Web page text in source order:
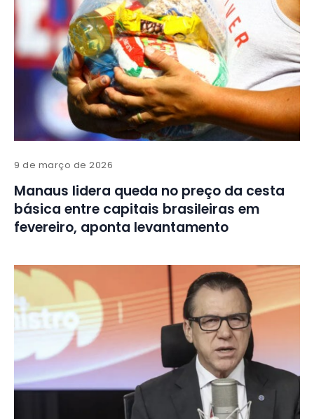
9 de março de 2026
Manaus lidera queda no preço da cesta
básica entre capitais brasileiras em
fevereiro, aponta levantamento